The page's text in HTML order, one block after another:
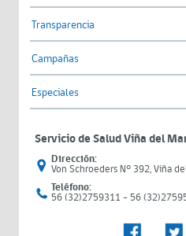
Transparencia
Campañas
Especiales
Servicio de Salud Viña del
Dirección:
Von Schroeders N° 392, Viña
Teléfono:
56 (32)2759311 - 56